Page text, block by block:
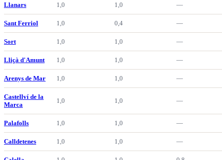
Llanars 1,0 1,0 —
Sant Ferriol 1,0 0,4 —
Sort 1,0 1,0 —
Lliçà d'Amunt 1,0 1,0 —
Arenys de Mar 1,0 1,0 —
Castellví de la
Marca
1,0 1,0 —
Palafolls 1,0 1,0 —
Calldetenes 1,0 1,0 —